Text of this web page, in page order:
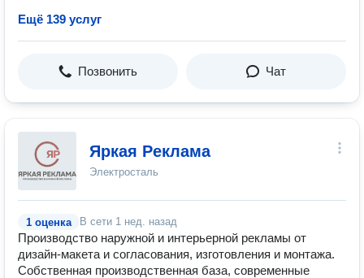
Ещё 139 услуг
Позвонить Чат
Яркая Реклама
Электросталь
1 оценка В сети 1 нед. назад
Производство наружной и интерьерной рекламы от
дизайн-макета и согласования, изготовления и монтажа.
Собственная производственная база, современные